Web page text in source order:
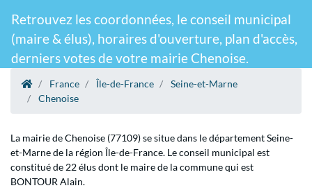
Retrouvez les coordonnées, le conseil municipal
(maire & élus), horaires d'ouverture, plan d'accès,
derniers votes de votre mairie Chenoise.
France Île-de-France
Seine-et-Marne
Chenoise
La mairie de Chenoise (77109) se situe dans le département Seine-
et-Marne de la région Île-de-France. Le conseil municipal est
constitué de 22 élus dont le maire de la commune qui est
BONTOUR Alain.